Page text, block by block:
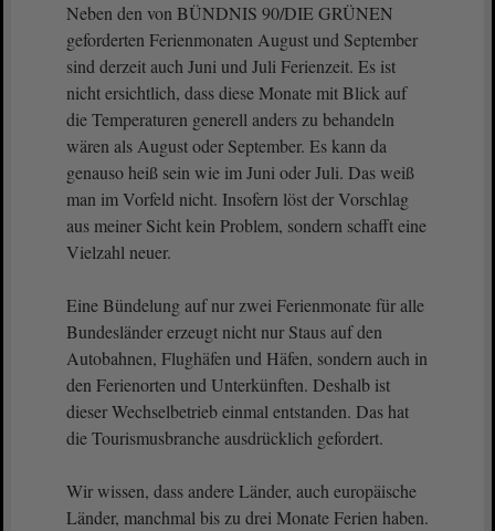
Neben den von BÜNDNIS 90/DIE GRÜNEN
geforderten Ferienmonaten August und September
sind derzeit auch Juni und Juli Ferienzeit. Es ist
nicht ersichtlich, dass diese Monate mit Blick auf
die Temperaturen generell anders zu behandeln
wären als August oder September. Es kann da
genauso heiß sein wie im Juni oder Juli. Das weiß
man im Vorfeld nicht. Insofern löst der Vorschlag
aus meiner Sicht kein Problem, sondern schafft eine
Vielzahl neuer.
Eine Bündelung auf nur zwei Ferienmonate für alle
Bundesländer erzeugt nicht nur Staus auf den
Autobahnen, Flughäfen und Häfen, sondern auch in
den Ferienorten und Unterkünften. Deshalb ist
dieser Wechselbetrieb einmal entstanden. Das hat
die Tourismusbranche ausdrücklich gefordert.
Wir wissen, dass andere Länder, auch europäische
Länder, manchmal bis zu drei Monate Ferien haben.